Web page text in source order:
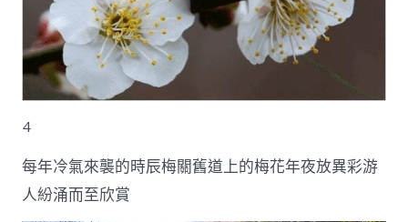
4
每年冷氣來襲的時辰梅關舊道上的梅花年夜放異彩游
人紛涌而至欣賞